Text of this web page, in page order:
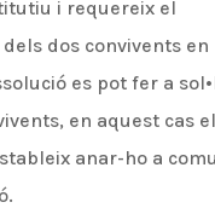
i requereix el
dos convivents
es pot fer a
en aquest cas
anar-ho a